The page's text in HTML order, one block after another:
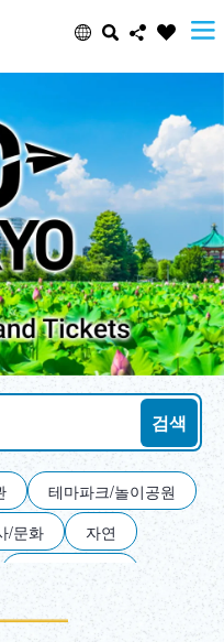
Facebook
X (Twitter)
Email
Copy URL
검색
테마파크/놀이공원
/문화
자연
나이트 라이프
도쿄역・마루노우치